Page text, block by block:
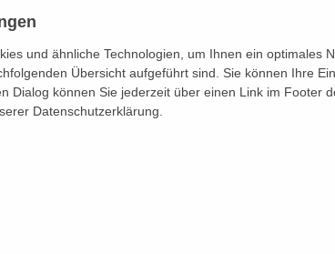
und ähnliche Technologien, um Ihnen ein optimales
Übersicht aufgeführt sind. Sie können Ihre
Dialog können Sie jederzeit über einen Link im Footer
Datenschutzerklärung.